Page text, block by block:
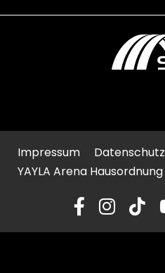
Impressum Datenschutz
YAYLA Arena Hausordnung